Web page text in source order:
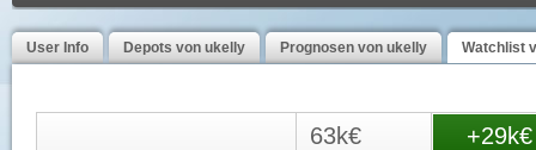
User Info Depots von ukelly Prognosen von ukelly Watchlist
63k€ +29k€